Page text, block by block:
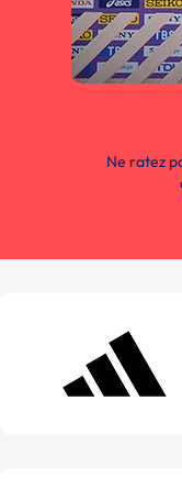
Ne ratez